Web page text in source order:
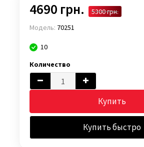
4690 грн.
5300 грн.
Модель: 70251
10
Количество
Купить
Купить быстро